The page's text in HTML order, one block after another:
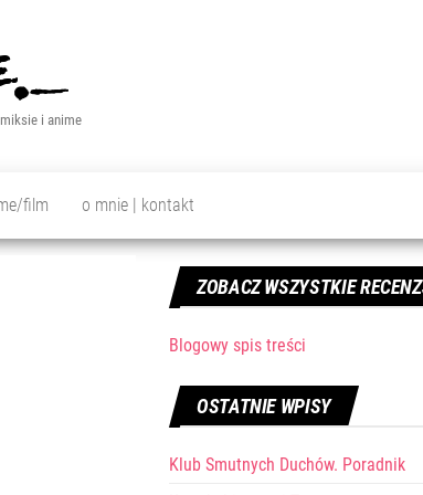
i anime
film o mnie | kontakt
ZOBACZ WSZYSTKIE
Blogowy spis treści
OSTATNIE WPISY
Klub Smutnych Duchów. Poradnik